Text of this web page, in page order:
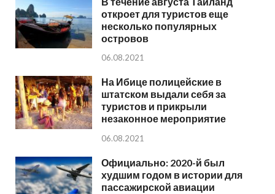
откроет для туристов еще
несколько популярных
островов
06.08.2021
На Ибице полицейские в
штатском выдали себя за
туристов и прикрыли
незаконное мероприятие
06.08.2021
Официально: 2020-й был
худшим годом в истории для
пассажирской авиации